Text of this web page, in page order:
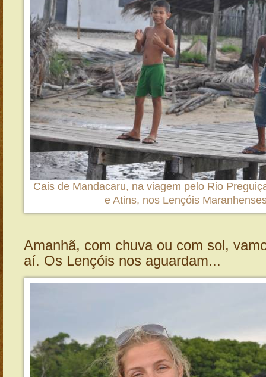
Cais de Mandacaru, na viagem pelo Rio
e Atins, nos Lençóis
Amanhã, com chuva ou com sol,
aí. Os Lençóis nos aguardam...